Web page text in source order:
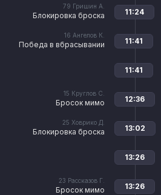
79 Гришин А.
Блокировка броска 11:24
16 Ангелов К.
Победа в вбрасывании 11:41
11:41
15 Круглов С.
Бросок мимо 12:36
25 Ховрико Д.
Блокировка броска 13:02
13:26
23 Рассказов Г.
Бросок мимо 13:26